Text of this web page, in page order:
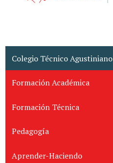
Colegio Técnico Agustiniano
Formación Académica
Formación Técnica
Pedagogía
Aprender-Haciendo